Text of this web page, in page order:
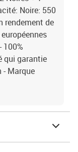
Noire: 550
rendement de
100%
qui garantie
- Marque